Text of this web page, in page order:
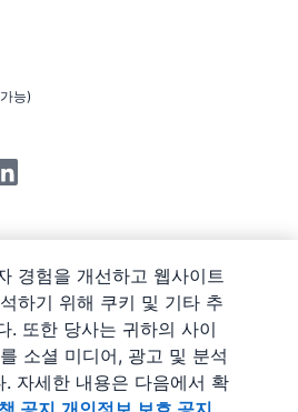
능)
CRM입니다.
경험을 개선하고 웹사이트
하기 위해 쿠키 및 기타 추
. 또한 당사는 귀하의 사이
소셜 미디어, 광고 및 분석
. 자세한 내용은 다음에서 확